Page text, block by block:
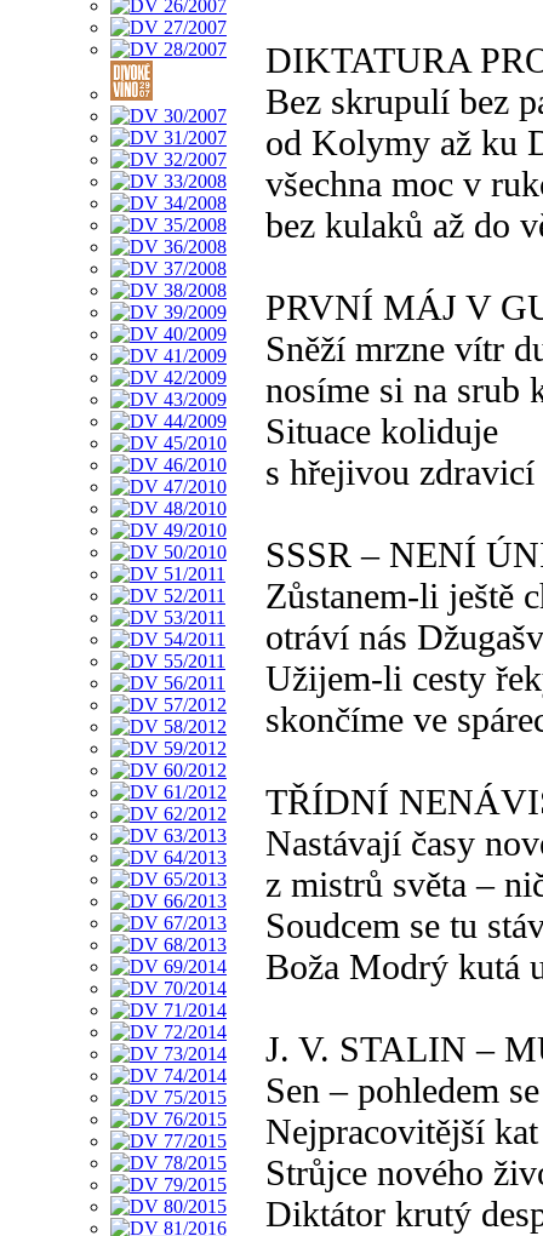
DIKTATURA
Bez skrupulí bez
od Kolymy až ku
všechna moc v
bez kulaků až do
PRVNÍ MÁJ V
Sněží mrzne vítr
nosíme si na srub
Situace koliduje
s hřejivou
SSSR – NENÍ
Zůstanem-li ještě
otráví nás
Užijem-li cesty
skončíme ve
TŘÍDNÍ
Nastávají časy
z mistrů světa –
Soudcem se tu
Boža Modrý kutá
J. V. STALIN –
Sen – pohledem
Nejpracovitější kat
Strůjce nového
Diktátor krutý